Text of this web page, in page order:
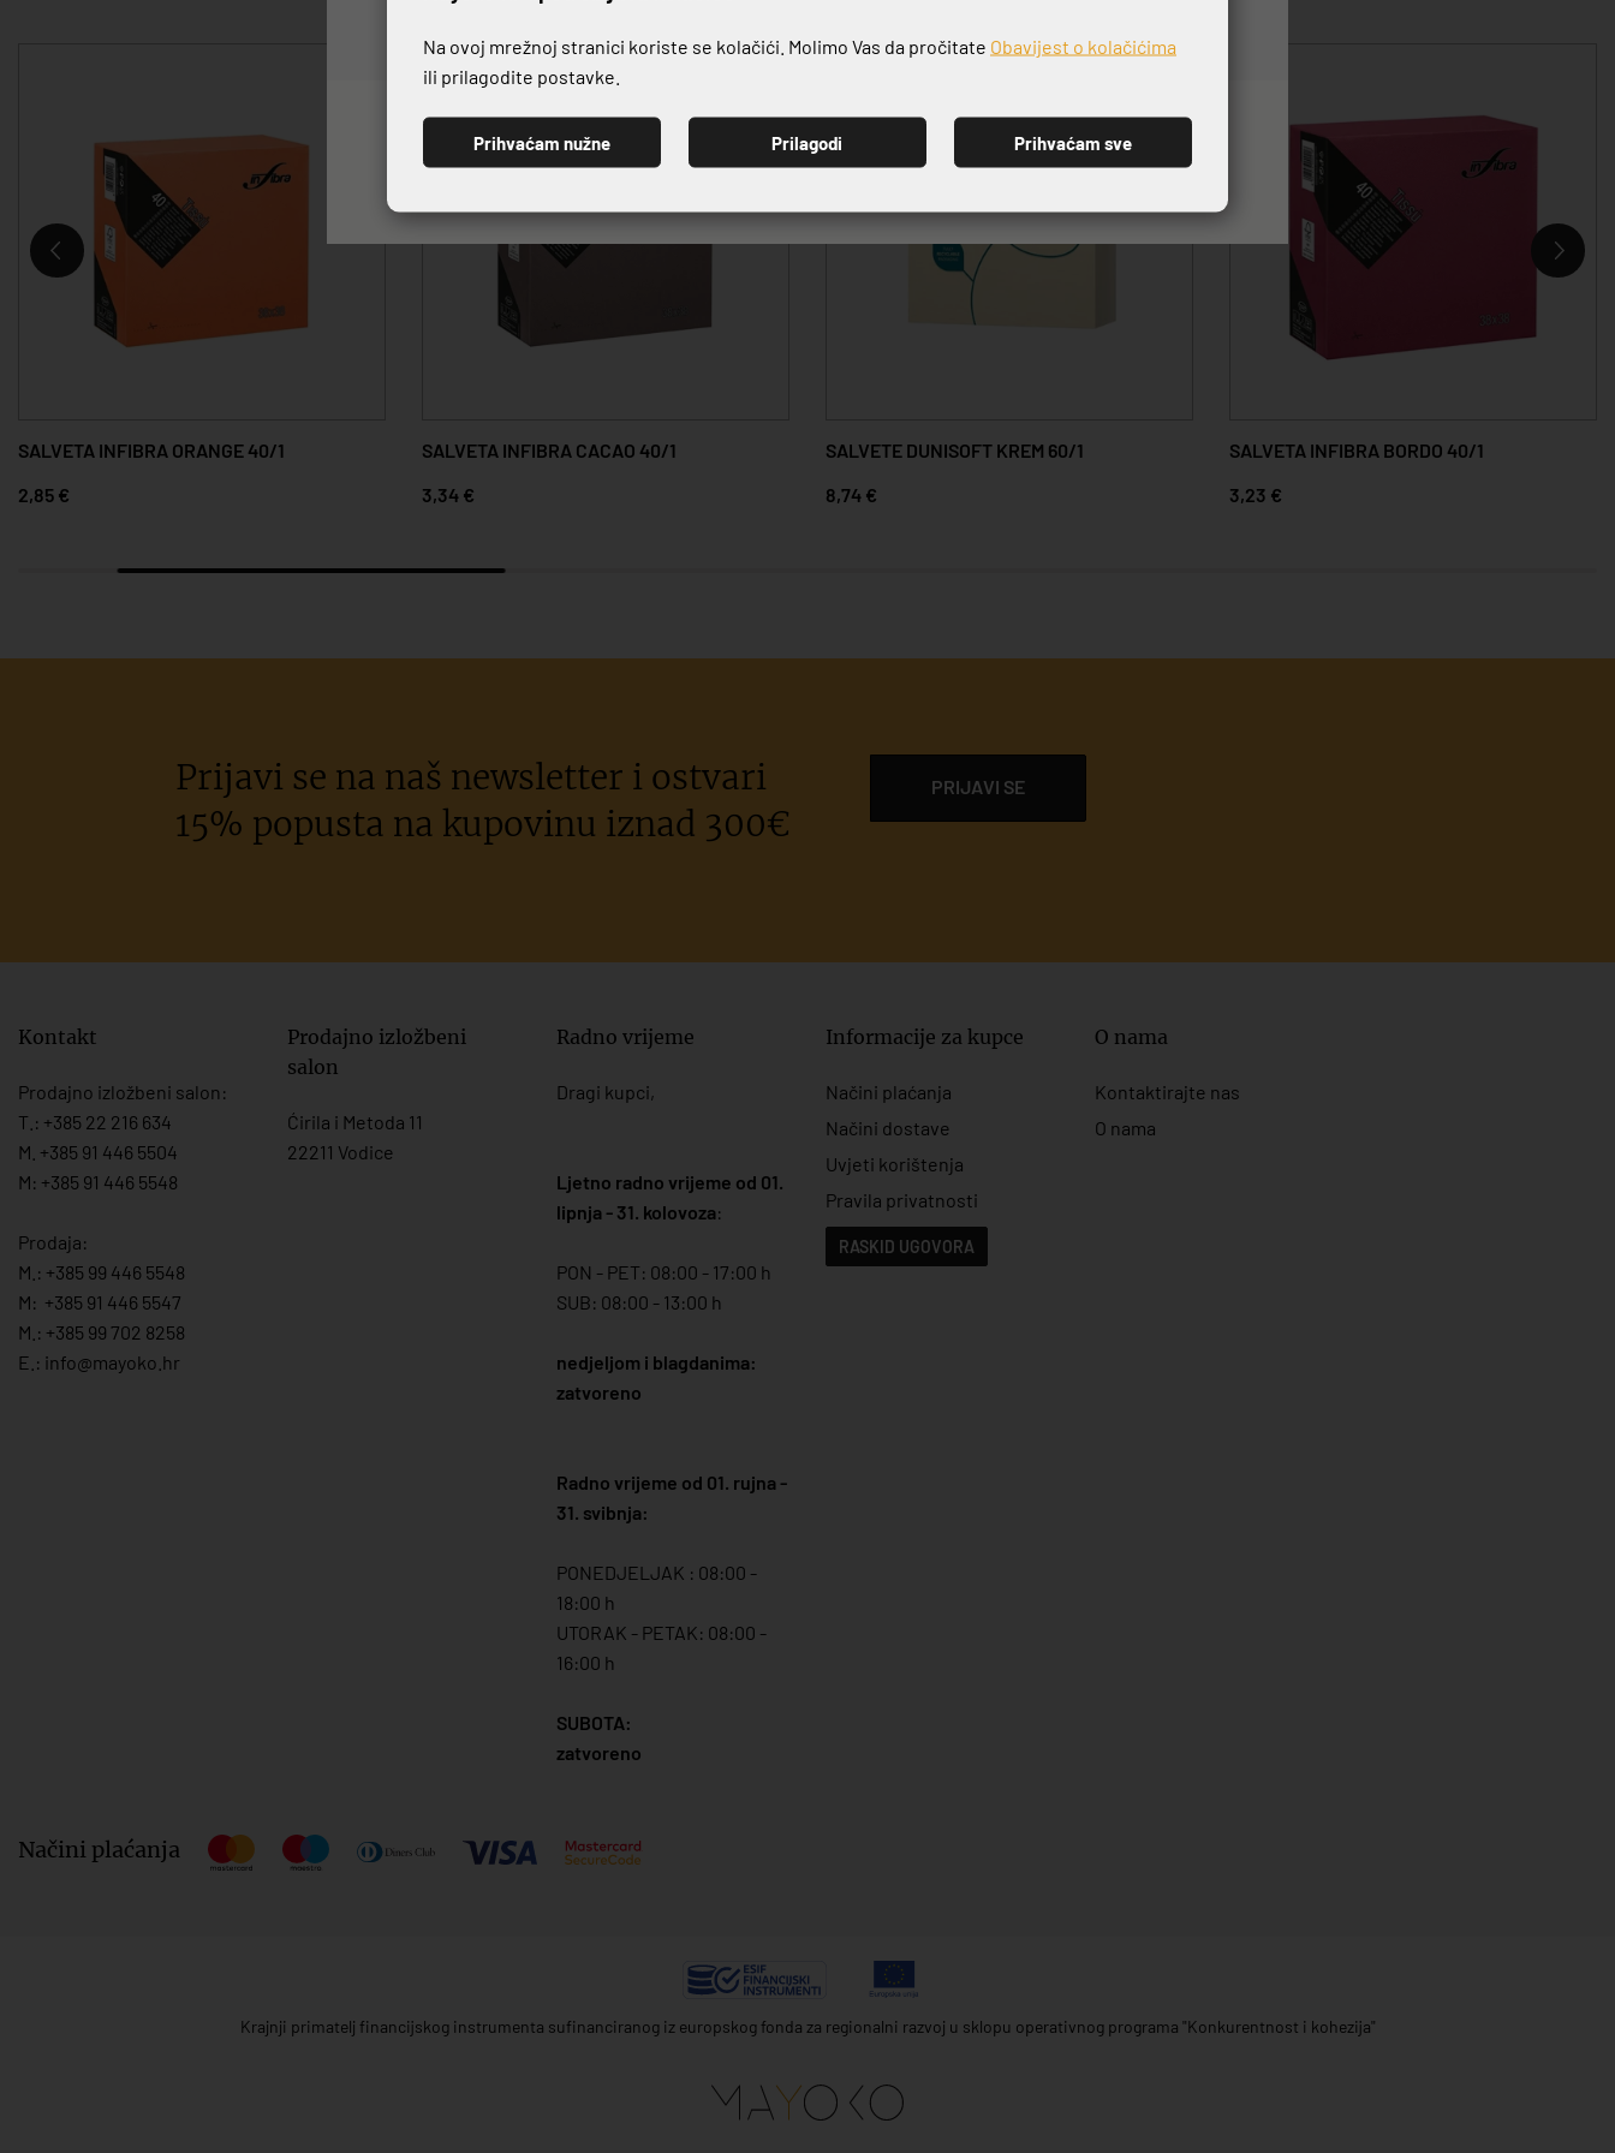
SALVETA INFIBRA ORANGE 40/1
2,85 €
SALVETA INFIBRA CACAO 40/1
3,34 €
SALVETE DUNISOFT KREM 60/1
8,74 €
SALVETA INFIBRA BORDO 40/1
3,23 €
Prijavi se na naš newsletter i ostvari
15% popusta na kupovinu iznad 300€
PRIJAVI SE
Kontakt
Prodajno izložbeni salon:
T.: +385 22 216 634
M. +385 91 446 5504
M: +385 91 446 5548
Prodaja:
M.: +385 99 446 5548
M: +385 91 446 5547
M.: +385 99 702 8258
E.: info@mayoko. hr
Prodajno izložbeni
salon
Ćirila i Metoda 11
22211 Vodice
Radno vrijeme
Dragi kupci,
Ljetno radno vrijeme od 01.
lipnja - 31. kolovoza:
PON - PET: 08:00 - 17:00 h
SUB: 08:00 - 13:00 h
nedjeljom i blagdanima:
zatvoreno
Radno vrijeme od 01. rujna -
31. svibnja:
PONEDJELJAK : 08:00 -
18:00 h
UTORAK - PETAK: 08:00 -
16:00 h
SUBOTA:
zatvoreno
Informacije za kupce
Načini plaćanja
Načini dostave
Uvjeti korištenja
Pravila privatnosti
RASKID UGOVORA
O nama
Kontaktirajte nas
O nama
Načini plaćanja
Krajnji primatelj financijskog instrumenta sufinanciranog iz europskog fonda za regionalni razvoj u sklopu operativnog programa "Konkurentnost i kohezija"
PRIJAVI SE
Na ovoj mrežnoj stranici koriste se kolačići. Molimo Vas da pročitate Obavijest o kolačićima
ili prilagodite postavke.
Prihvaćam nužne Prilagodi Prihvaćam sve